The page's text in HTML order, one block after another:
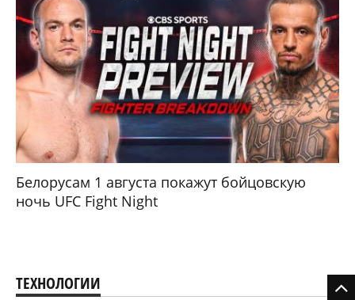
Белорусам 1 августа покажут бойцовскую
ночь UFC Fight Night
ТЕХНОЛОГИИ